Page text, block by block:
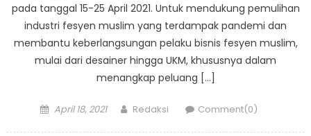
pada tanggal 15-25 April 2021. Untuk mendukung pemulihan
industri fesyen muslim yang terdampak pandemi dan
membantu keberlangsungan pelaku bisnis fesyen muslim,
mulai dari desainer hingga UKM, khususnya dalam
menangkap peluang […]
Posted
April 18, 2021 Author
Redaksi Comment(0)